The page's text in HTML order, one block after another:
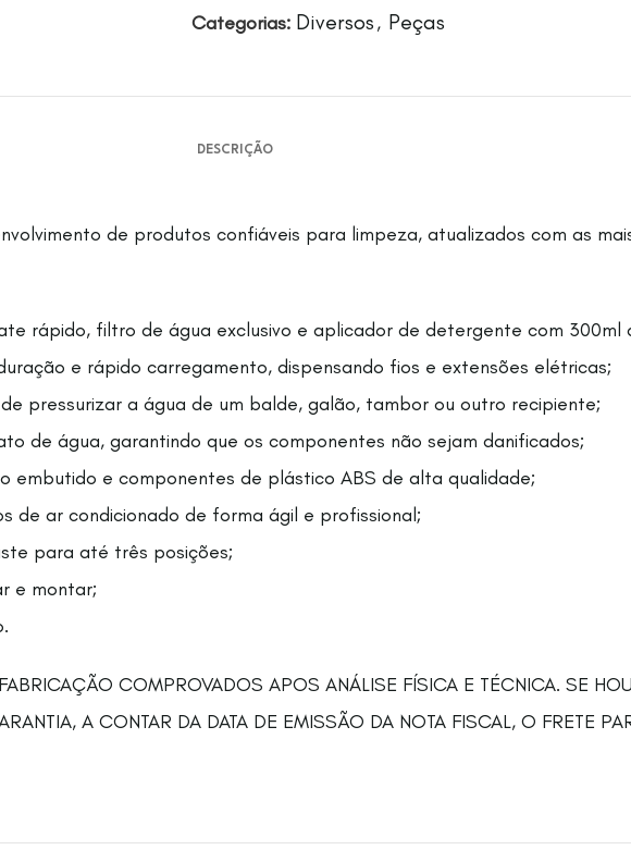
Categorias: Diversos, Peças
DESCRIÇÃO
de produtos confiáveis para limpeza, atualizados com as
rápido, filtro de água exclusivo e aplicador de detergente com 300ml
e rápido carregamento, dispensando fios e extensões elétricas;
pressurizar a água de um balde, galão, tambor ou outro recipiente;
de água, garantindo que os componentes não sejam danificados;
e componentes de plástico ABS de alta qualidade;
de ar condicionado de forma ágil e profissional;
para até três posições;
e montar;
COMPROVADOS APOS ANÁLISE FÍSICA E TÉCNICA. SE
A CONTAR DA DATA DE EMISSÃO DA NOTA FISCAL, O FRETE